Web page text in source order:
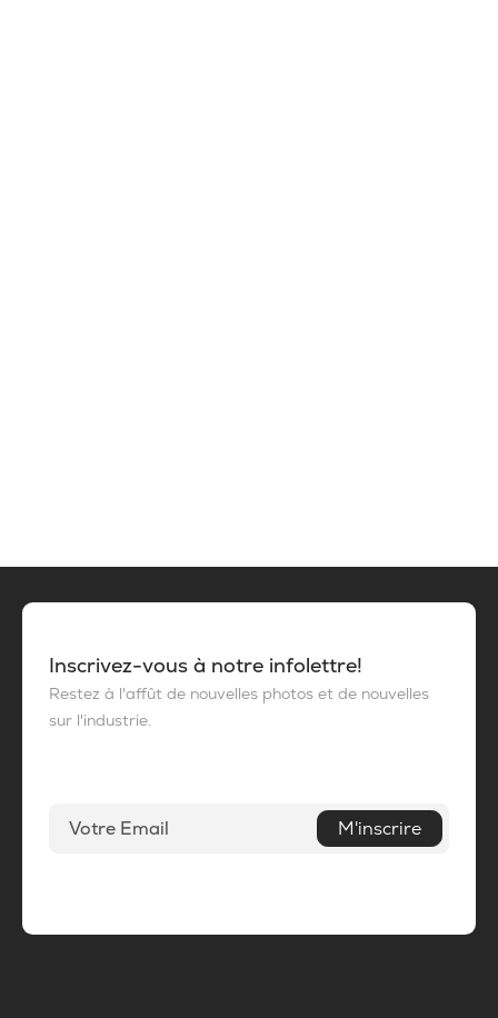
Inscrivez-vous à notre infolettre!
Restez à l'affût de nouvelles photos et de nouvelles
sur l'industrie.
M'inscrire